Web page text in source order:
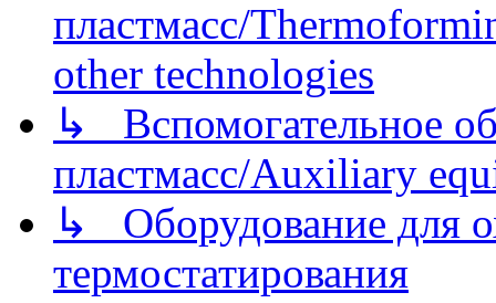
пластмасс/
other technologies
↳ Вспомогательное
пластмасс/Auxiliary
↳ Оборудование для
термостатирования